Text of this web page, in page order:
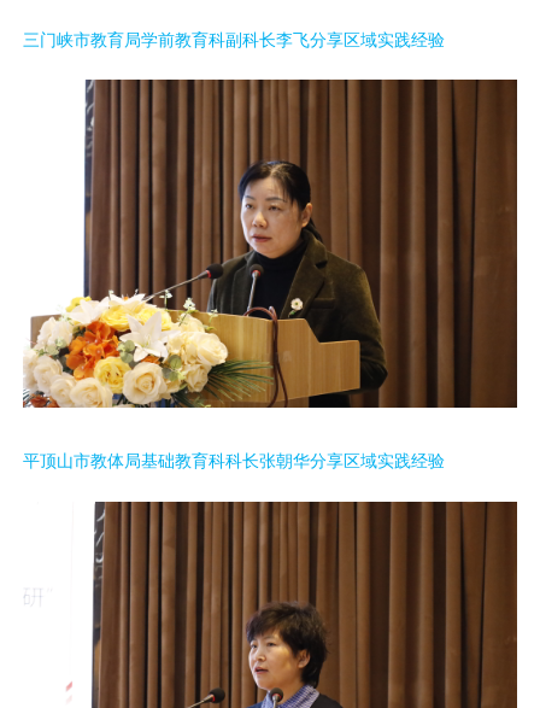
三门峡市教育局学前教育科副科长李飞分享区域实践经验
平顶山市教体局基础教育科科长张朝华分享区域实践经验